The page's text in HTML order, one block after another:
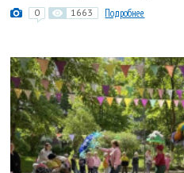
0 1663 Подробнее